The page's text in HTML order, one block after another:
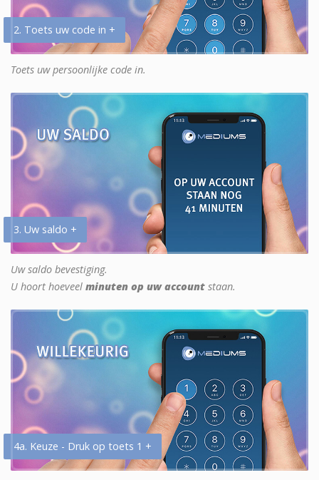
2. Toets uw code in +
Toets uw persoonlijke code in.
3. Uw saldo +
Uw saldo bevestiging.
U hoort hoeveel minuten op uw account staan.
4a. Keuze - Druk op toets 1 +